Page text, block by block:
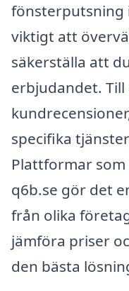
fönsterputsning
viktigt att
säkerställa att
erbjudandet.
specifika
Plattformar
q6b.se gör det
från olika
jämföra priser
den bästa